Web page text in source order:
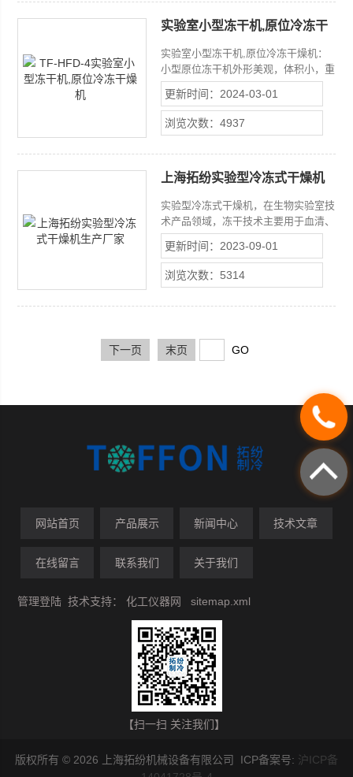
实验室小型冻干机,原位冷冻干
实验室小型冻干机,原位冷冻干燥机：
小型原位冻干机外形美观，体积小，重
量轻，可直接放置于桌上使用；操作简
便，稳定可靠。广泛应用于食品、生物
制品、化工、中药材、保健品等领域。
更新时间：2024-03-01
浏览次数：4937
上海拓纷实验型冷冻式干燥机
实验型冷冻式干燥机，在生物实验室技
术产品领域，冻干技术主要用于血清、
血浆、疫苗、酶、抗生素、激素等药品
的生产；生物化学的检查药品、免疫学
及细菌学的检查药品；血液、细菌、动
脉、骨骼、皮肤、角膜、神经组织及各
更新时间：2023-09-01
浏览次数：5314
下一页 末页
网站首页 产品展示 新闻中心 技术文章
在线留言 联系我们 关于我们
管理登陆 技术支持：化工仪器网 sitemap.xml
【扫一扫 关注我们】
版权所有 © 2026 上海拓纷机械设备有限公司 ICP备案号: 沪ICP备